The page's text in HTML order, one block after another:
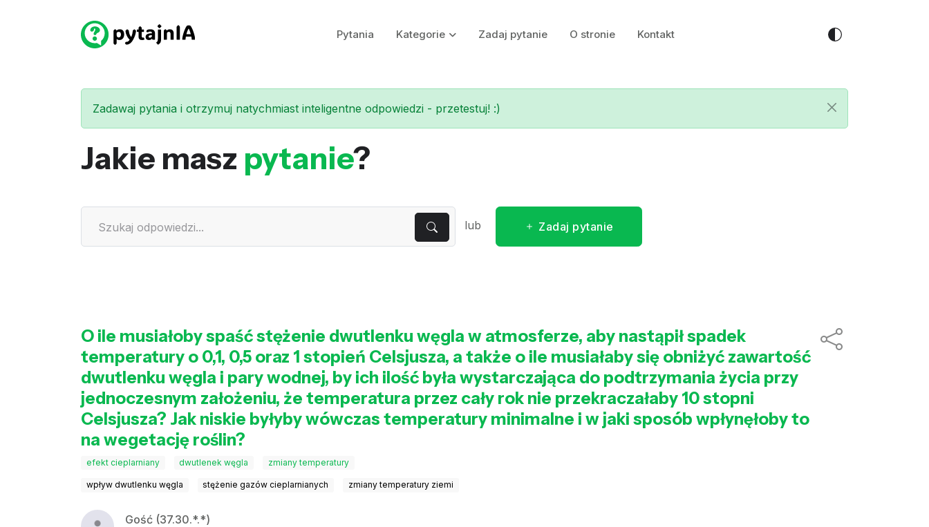
Pytania Kategorie Zadaj pytanie O stronie Kontakt
Zadawaj pytania i otrzymuj natychmiast inteligentne odpowiedzi - przetestuj! :)
Jakie masz pytanie?
lub Zadaj pytanie
O ile musiałoby spaść stężenie dwutlenku węgla w atmosferze, aby nastąpił spadek
temperatury o 0,1, 0,5 oraz 1 stopień Celsjusza, a także o ile musiałaby się obniżyć zawartość
dwutlenku węgla i pary wodnej, by ich ilość była wystarczająca do podtrzymania życia przy
jednoczesnym założeniu, że temperatura przez cały rok nie przekraczałaby 10 stopni
Celsjusza? Jak niskie byłyby wówczas temperatury minimalne i w jaki sposób wpłynęłoby to
na wegetację roślin?
efekt cieplarniany dwutlenek węgla zmiany temperatury
wpływ dwutlenku węgla stężenie gazów cieplarnianych zmiany temperatury ziemi
Gość (37.30.*.*)